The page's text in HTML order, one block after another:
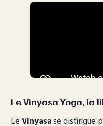
Le Vinyasa Yoga, la
LeVinyasase distingue